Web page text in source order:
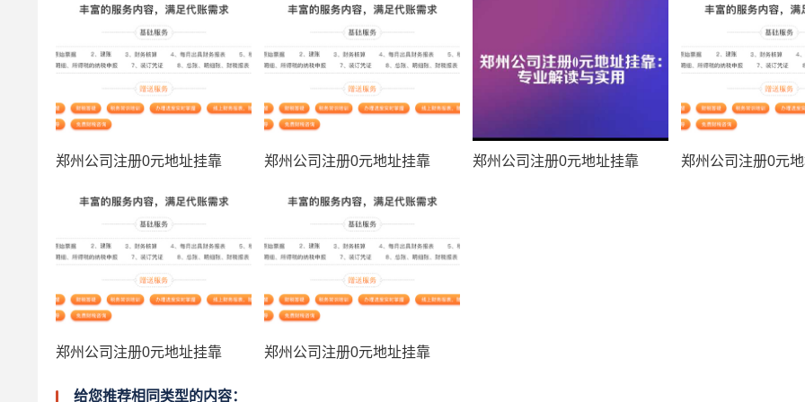
郑州公司注册0元地址挂靠 郑州公司注册0元地址挂靠 郑州公司注册0元地址挂靠 郑州公司注册0元
郑州公司注册0元地址挂靠 郑州公司注册0元地址挂靠
给您推荐相同类型的内容：